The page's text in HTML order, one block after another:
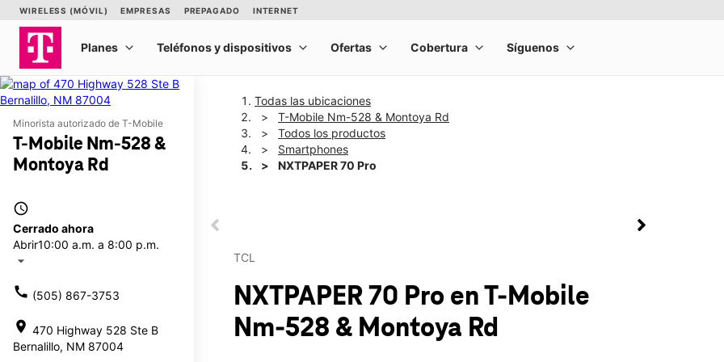
Minorista autorizado de T-Mobile
T-Mobile Nm-528 &
Montoya Rd
access_time
Cerrado ahora
Abrir10:00 a.m. a 8:00 p.m.
arrow_drop_down
call (505) 867-3753
location_on 470 Highway 528 Ste B
Bernalillo, NM 87004
Todas las ubicaciones
T-Mobile Nm-528 & Montoya Rd
Todos los productos
Smartphones
NXTPAPER 70 Pro
This carousel shows one large product image at a time. Use the Previous and Next buttons
TCL
NXTPAPER 70 Pro en T-Mobile
Nm-528 & Montoya Rd